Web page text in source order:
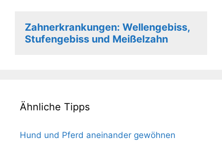
Zahnerkrankungen: Wellengebiss,
Stufengebiss und Meißelzahn
Ähnliche Tipps
Hund und Pferd aneinander gewöhnen